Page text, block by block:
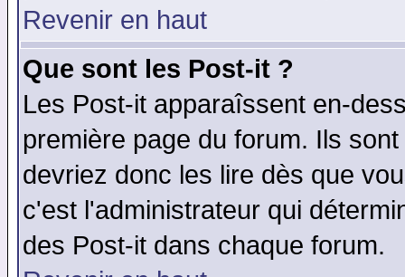
Revenir en haut
Que sont les Post-it ?
Les Post-it apparaîssent en-
première page du forum. Ils
devriez donc les lire dès que
c'est l'administrateur qui
des Post-it dans chaque forum.